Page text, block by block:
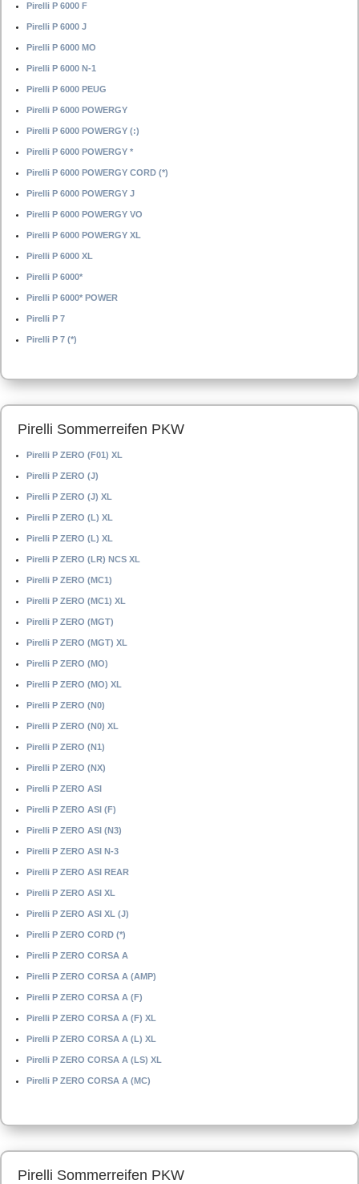
Pirelli P 6000 F
Pirelli P 6000 J
Pirelli P 6000 MO
Pirelli P 6000 N-1
Pirelli P 6000 PEUG
Pirelli P 6000 POWERGY
Pirelli P 6000 POWERGY (:)
Pirelli P 6000 POWERGY *
Pirelli P 6000 POWERGY CORD (*)
Pirelli P 6000 POWERGY J
Pirelli P 6000 POWERGY VO
Pirelli P 6000 POWERGY XL
Pirelli P 6000 XL
Pirelli P 6000*
Pirelli P 6000* POWER
Pirelli P 7
Pirelli P 7 (*)
Pirelli Sommerreifen PKW
Pirelli P ZERO (F01) XL
Pirelli P ZERO (J)
Pirelli P ZERO (J) XL
Pirelli P ZERO (L) XL
Pirelli P ZERO (L) XL
Pirelli P ZERO (LR) NCS XL
Pirelli P ZERO (MC1)
Pirelli P ZERO (MC1) XL
Pirelli P ZERO (MGT)
Pirelli P ZERO (MGT) XL
Pirelli P ZERO (MO)
Pirelli P ZERO (MO) XL
Pirelli P ZERO (N0)
Pirelli P ZERO (N0) XL
Pirelli P ZERO (N1)
Pirelli P ZERO (NX)
Pirelli P ZERO ASI
Pirelli P ZERO ASI (F)
Pirelli P ZERO ASI (N3)
Pirelli P ZERO ASI N-3
Pirelli P ZERO ASI REAR
Pirelli P ZERO ASI XL
Pirelli P ZERO ASI XL (J)
Pirelli P ZERO CORD (*)
Pirelli P ZERO CORSA A
Pirelli P ZERO CORSA A (AMP)
Pirelli P ZERO CORSA A (F)
Pirelli P ZERO CORSA A (F) XL
Pirelli P ZERO CORSA A (L) XL
Pirelli P ZERO CORSA A (LS) XL
Pirelli P ZERO CORSA A (MC)
Pirelli Sommerreifen PKW